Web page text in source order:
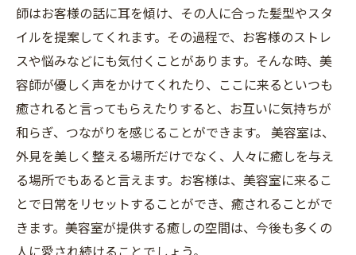
師はお客様の話に耳を傾け、その人に合った髪型やスタ
イルを提案してくれます。その過程で、お客様のストレ
スや悩みなどにも気付くことがあります。そんな時、美
容師が優しく声をかけてくれたり、ここに来るといつも
癒されると言ってもらえたりすると、お互いに気持ちが
和らぎ、つながりを感じることができます。 美容室は、
外見を美しく整える場所だけでなく、人々に癒しを与え
る場所でもあると言えます。お客様は、美容室に来るこ
とで日常をリセットすることができ、癒されることがで
きます。美容室が提供する癒しの空間は、今後も多くの
人に愛され続けることでしょう。